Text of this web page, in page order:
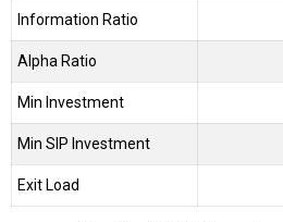
Information Ratio
Alpha Ratio
Min Investment
Min SIP Investment
Exit Load